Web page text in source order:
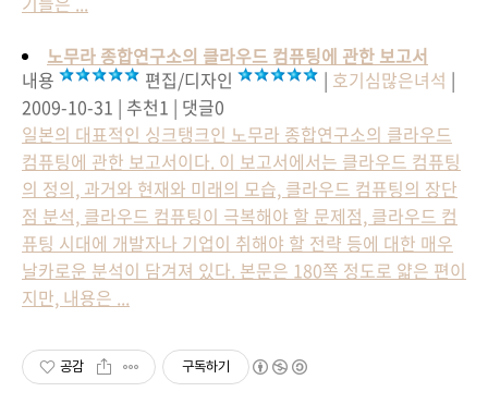
노무라 종합연구소의 클라우드 컴퓨팅에 관한 보고서
내용
편집/디자인 | 호기심많은녀석 |
2009-10-31 | 추천1 | 댓글0
일본의 대표적인 싱크탱크인 노무라 종합연구소의 클라우드
컴퓨팅에 관한 보고서이다. 이 보고서에서는 클라우드 컴퓨팅
의 정의, 과거와 현재와 미래의 모습, 클라우드 컴퓨팅의 장단
점 분석, 클라우드 컴퓨팅이 극복해야 할 문제점, 클라우드 컴
퓨팅 시대에 개발자나 기업이 취해야 할 전략 등에 대한 매우
날카로운 분석이 담겨져 있다. 본문은 180쪽 정도로 얇은 편이
지만, 내용은 ...
공감 구독하기